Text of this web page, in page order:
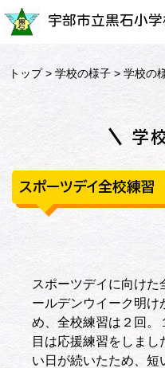
宇部市立黒石小学
トップ>学校の様子 >学校の
学
スポーツデイ全校練習
スポーツデイに向け
ールデンウイーク明け
め、全校練習は２回。
目は応援練習をしま
い日が続いたため、短